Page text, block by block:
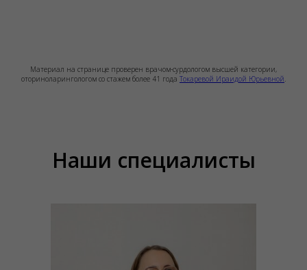
Материал на странице проверен врачом-сурдологом высшей категории,
оториноларингологом со стажем более 41 года Токаревой Ираидой Юрьевной.
Наши специалисты